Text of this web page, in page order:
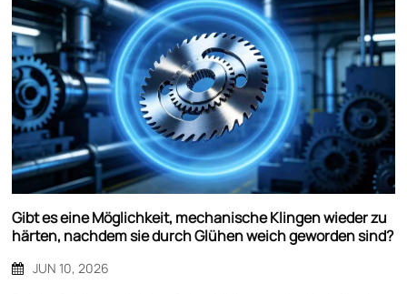
Gibt es eine Möglichkeit, mechanische Klingen wieder zu
härten, nachdem sie durch Glühen weich geworden sind?
JUN 10, 2026